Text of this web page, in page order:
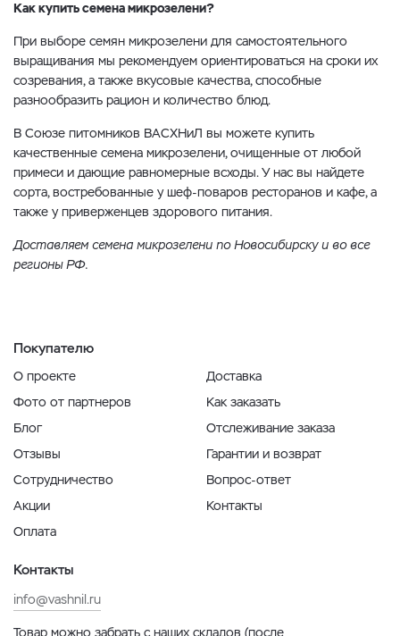
Как купить семена микрозелени?
При выборе семян микрозелени для самостоятельного
выращивания мы рекомендуем ориентироваться на сроки их
созревания, а также вкусовые качества, способные
разнообразить рацион и количество блюд.
В Союзе питомников ВАСХНиЛ вы можете купить
качественные семена микрозелени, очищенные от любой
примеси и дающие равномерные всходы. У нас вы найдете
сорта, востребованные у шеф-поваров ресторанов и кафе, а
также у приверженцев здорового питания.
Доставляем семена микрозелени по Новосибирску и во все
регионы РФ.
Покупателю
О проекте
Фото от партнеров
Блог
Отзывы
Сотрудничество
Акции
Оплата
Доставка
Как заказать
Отслеживание заказа
Гарантии и возврат
Вопрос-ответ
Контакты
Контакты
info@vashnil.ru
Товар можно забрать с наших складов (после